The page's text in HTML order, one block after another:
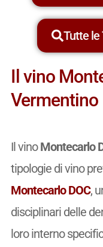
Tutte le
Il vino
Vermentino
Il vinoMontecarlo
tipologie di vino
Montecarlo DOC,
disciplinari delle
loro interno